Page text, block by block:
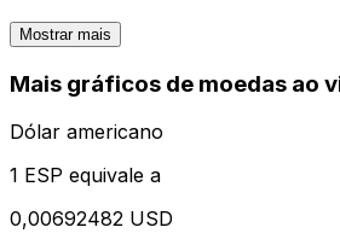
Mostrar mais
Mais gráficos de moedas ao
Dólar americano
1 ESP equivale a
0,00692482 USD